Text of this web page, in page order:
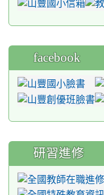
facebook
研習進修